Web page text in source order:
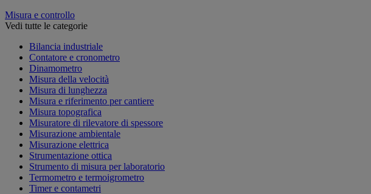
Misura e controllo
Vedi tutte le categorie
Bilancia industriale
Contatore e cronometro
Dinamometro
Misura della velocità
Misura di lunghezza
Misura e riferimento per cantiere
Misura topografica
Misuratore di rilevatore di spessore
Misurazione ambientale
Misurazione elettrica
Strumentazione ottica
Strumento di misura per laboratorio
Termometro e termoigrometro
Timer e contametri